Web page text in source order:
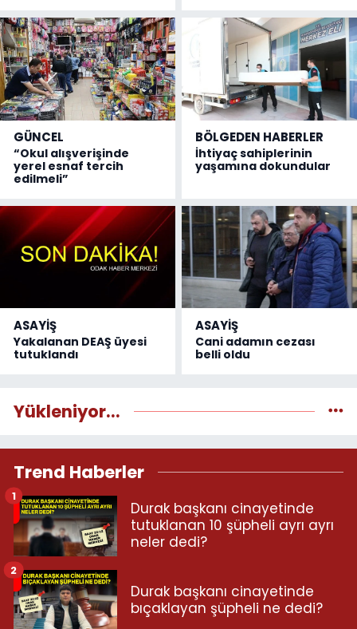
GÜNCEL
“Okul alışverişinde
yerel esnaf tercih
edilmeli”
BÖLGEDEN HABERLER
İhtiyaç sahiplerinin
yaşamına dokundular
ASAYİŞ
Yakalanan DEAŞ üyesi
tutuklandı
ASAYİŞ
Cani adamın cezası
belli oldu
Yükleniyor...
Trend Haberler
Durak başkanı cinayetinde
tutuklanan 10 şüpheli ayrı ayrı
neler dedi?
1
Durak başkanı cinayetinde
bıçaklayan şüpheli ne dedi?
2